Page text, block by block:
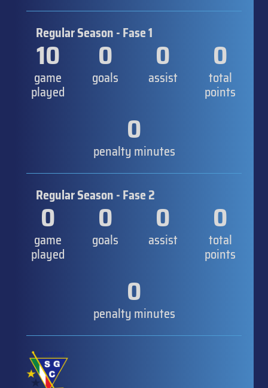
Regular Season - Fase 1
10
game
played
0
goals
0
assist
0
total
points
0
penalty minutes
Regular Season - Fase 2
0
game
played
0
goals
0
assist
0
total
points
0
penalty minutes